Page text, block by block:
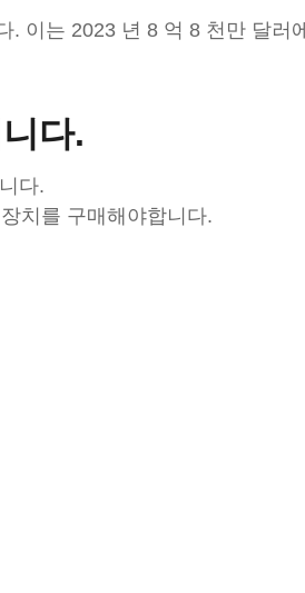
이는 2023 년 8 억 8 천만 달러에
다.
다.
치를 구매해야합니다.